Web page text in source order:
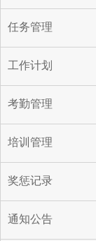
任务管理
工作计划
考勤管理
培训管理
奖惩记录
通知公告